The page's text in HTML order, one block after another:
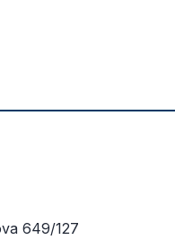
649/127